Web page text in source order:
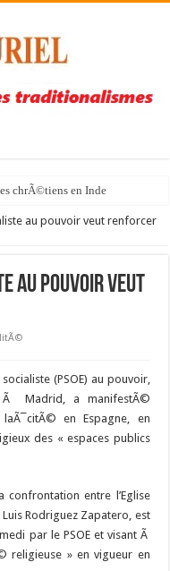
chrÃ©tiens en Inde
au pouvoir veut renforcer
au pouvoir veut
socialiste (PSOE) au pouvoir,
Madrid, a manifestÃ©
en Espagne, en
des « espaces publics
entre l’Eglise
Rodriguez Zapatero, est
par le PSOE et visant Ã
religieuse » en vigueur en